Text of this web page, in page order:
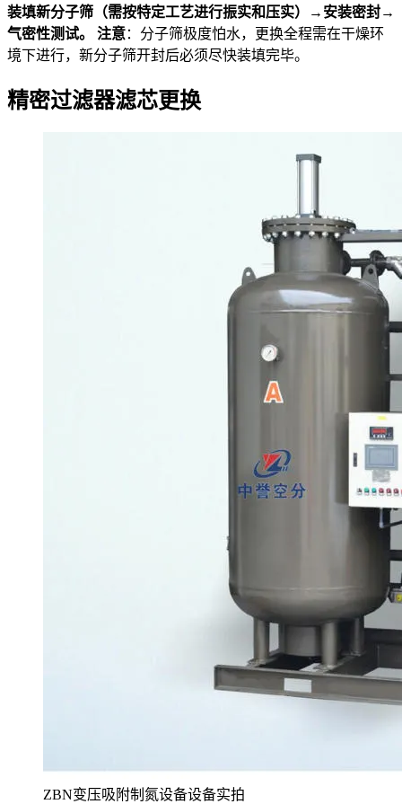
装填新分子筛（需按特定工艺进行振实和压实）→安装密封→
气密性测试。
注意：分子筛极度怕水，更换全程需在干燥环
境下进行，新分子筛开封后必须尽快装填完毕。
精密过滤器滤芯更换
ZBN变压吸附制氮设备设备实拍